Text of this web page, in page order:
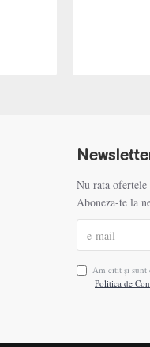
Nu rata
Aboneza-te la
Am citit şi sunt
Politica de